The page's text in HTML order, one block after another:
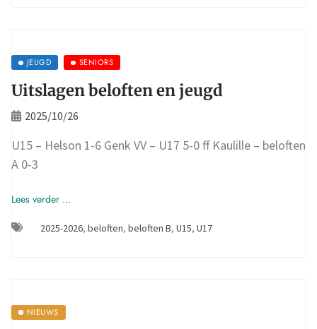
JEUGD SENIORS
Uitslagen beloften en jeugd
2025/10/26
U15 – Helson 1-6 Genk VV – U17 5-0 ff Kaulille – beloften
A 0-3
Lees verder ...
2025-2026, beloften, beloften B, U15, U17
NIEUWS